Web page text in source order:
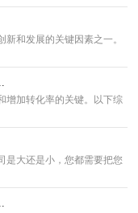
和发展的关键因素之一。
增加转化率的关键。以下综
是大还是小，您都需要把您